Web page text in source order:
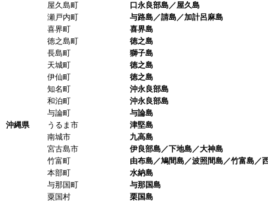
屋久島町
口永良部島／屋久島
瀬戸内町
与路島／請島／加計呂麻島
喜界町
喜界島
徳之島町
徳之島
長島町
獅子島
天城町
徳之島
伊仙町
徳之島
知名町
沖永良部島
和泊町
沖永良部島
与論町
与論島
沖縄県
うるま市
津堅島
南城市
九高島
宮古島市
伊良部島／下地島／大神島
竹富町
由布島／鳩間島／波照間島／竹富島／
本部町
水納島
与那国町
与那国島
粟国村
栗国島